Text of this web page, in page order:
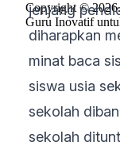
jenjang
diharapkan
minat baca
siswa usia
sekolah
sekolah
Copyright ©
Guru Inovatif